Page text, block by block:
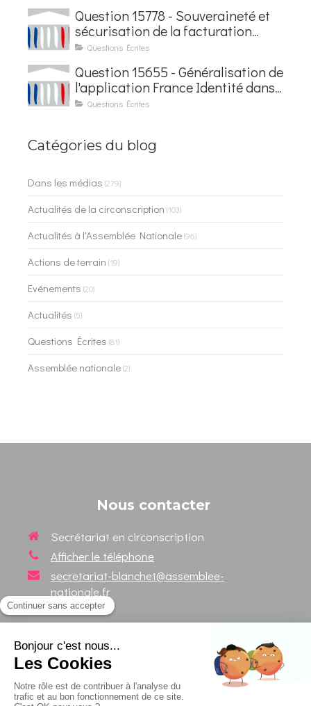
Question 15778 - Souveraineté et
sécurisation de la facturation
électronique
Questions Écrites
Question 15655 - Généralisation de
l'application France Identité dans
les contrôles du quotidien
Questions Écrites
Catégories du blog
Dans les médias (279)
Actualités de la circonscription (103)
Actualités à l'Assemblée Nationale(96)
Actions de terrain (19)
Evénements (20)
Actualités (5)
Questions Écrites (81)
Assemblée nationale(2)
Nous contacter
Secrétariat en circonscription
Afficher le téléphone
secretariat-blanchet@assemblee-
nationale.fr
Suivez votre Député sur les
réseaux sociaux